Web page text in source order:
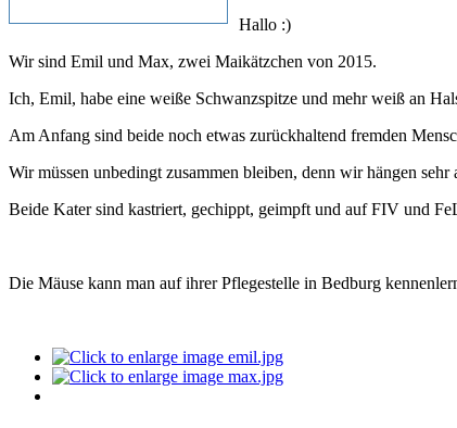
Hallo :)
Wir sind Emil und Max, zwei Maikätzchen von 2015.
Ich, Emil, habe eine weiße Schwanzspitze und mehr weiß an
Am Anfang sind beide noch etwas zurückhaltend fremden
Wir müssen unbedingt zusammen bleiben, denn wir hängen
Beide Kater sind kastriert, gechippt, geimpft und auf FIV und
Die Mäuse kann man auf ihrer Pflegestelle in Bedburg